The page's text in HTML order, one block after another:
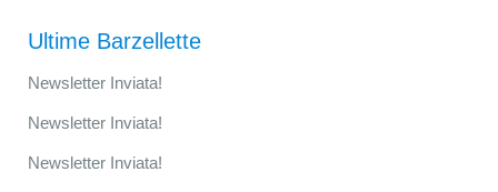
Ultime Barzellette
Newsletter Inviata!
Newsletter Inviata!
Newsletter Inviata!